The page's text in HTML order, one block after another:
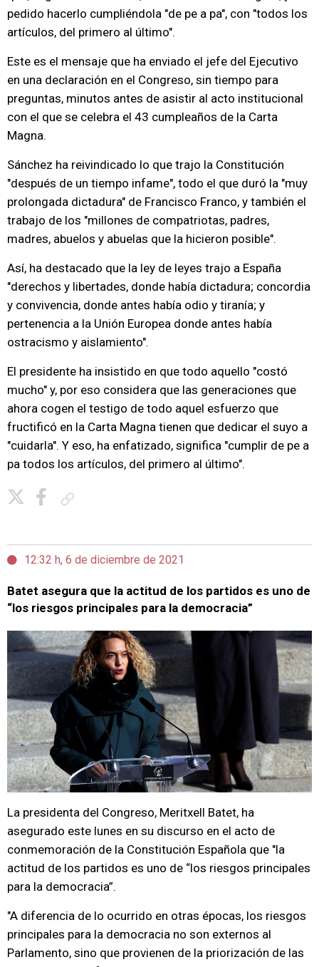
pedido hacerlo cumpliéndola "de pe a pa", con "todos los
artículos, del primero al último".
Este es el mensaje que ha enviado el jefe del Ejecutivo
en una declaración en el Congreso, sin tiempo para
preguntas, minutos antes de asistir al acto institucional
con el que se celebra el 43 cumpleaños de la Carta
Magna.
Sánchez ha reivindicado lo que trajo la Constitución
"después de un tiempo infame", todo el que duró la "muy
prolongada dictadura" de Francisco Franco, y también el
trabajo de los "millones de compatriotas, padres,
madres, abuelos y abuelas que la hicieron posible".
Así, ha destacado que la ley de leyes trajo a España
"derechos y libertades, donde había dictadura; concordia
y convivencia, donde antes había odio y tiranía; y
pertenencia a la Unión Europea donde antes había
ostracismo y aislamiento".
El presidente ha insistido en que todo aquello "costó
mucho" y, por eso considera que las generaciones que
ahora cogen el testigo de todo aquel esfuerzo que
fructificó en la Carta Magna tienen que dedicar el suyo a
"cuidarla". Y eso, ha enfatizado, significa "cumplir de pe a
pa todos los artículos, del primero al último".
12:32 h, 6 de diciembre de 2021
Batet asegura que la actitud de los partidos es uno de
“los riesgos principales para la democracia”
La presidenta del Congreso, Meritxell Batet, ha
asegurado este lunes en su discurso en el acto de
conmemoración de la Constitución Española que "la
actitud de los partidos es uno de “los riesgos principales
para la democracia”.
"A diferencia de lo ocurrido en otras épocas, los riesgos
principales para la democracia no son externos al
Parlamento, sino que provienen de la priorización de las